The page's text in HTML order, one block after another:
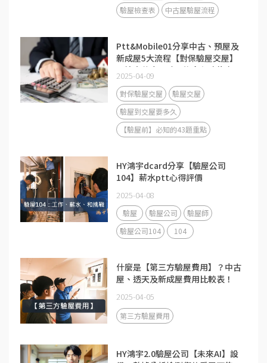
驗屋檢查表
中古屋驗屋流程
Ptt&Mobile01分享中古、預屋及
新成屋5大流程【對保驗屋交屋】
要注意什麼？驗屋後多久才能交
屋？
2025-04-09
對保驗屋交屋
驗屋交屋
驗屋到交屋要多久
【驗屋前】必知的43題重點
HY鴻宇dcard分享【驗屋公司
104】薪水ptt心得評價
2025-04-08
驗屋 驗屋公司
驗屋師
驗屋公司104
104
什麼是【第三方驗屋費用】？中古
屋、透天及新成屋費用比較表！
2025-04-05
第三方驗屋費用
HY鴻宇2.0驗屋公司【未來AI】設